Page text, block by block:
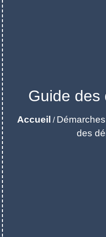
Guide des
Accueil /
des